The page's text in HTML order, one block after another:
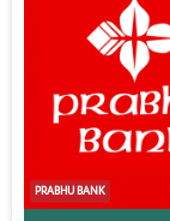
PRABHU BANK